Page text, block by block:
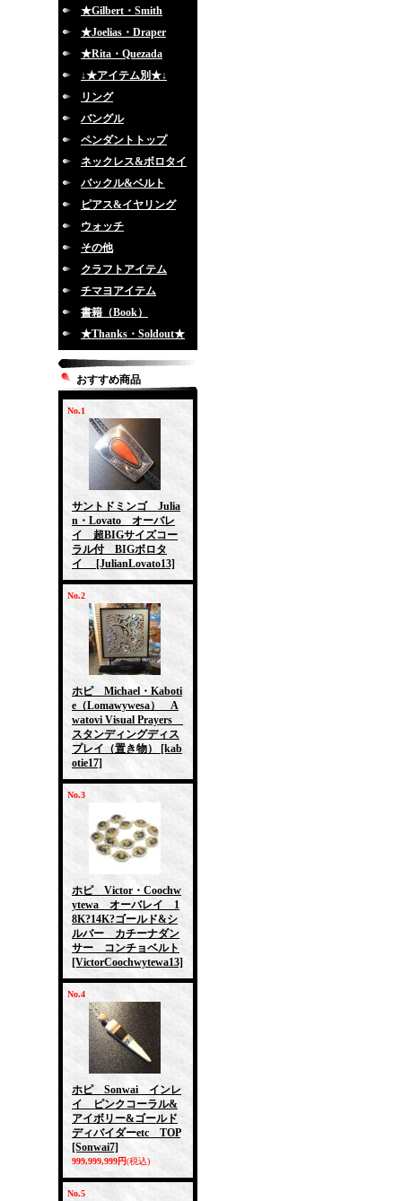
★Gilbert・Smith
★Joelias・Draper
★Rita・Quezada
↓★アイテム別★↓
リング
バングル
ペンダントトップ
ネックレス&ボロタイ
バックル&ベルト
ピアス&イヤリング
ウォッチ
その他
クラフトアイテム
チマヨアイテム
書籍（Book）
★Thanks・Soldout★
おすすめ商品
No.1
サントドミンゴ Julia
n・Lovato オーバレ
イ 超BIGサイズコー
ラル付 BIGボロタ
イ
[JulianLovato13]
No.2
ホピ Michael・Kaboti
e（Lomawywesa） A
watovi Visual Prayers
スタンディングディス
プレイ（置き物）
[kab
otie17]
No.3
ホピ Victor・Coochw
ytewa オーバレイ 1
8K?14K?ゴールド&シ
ルバー カチーナダン
サー コンチョベルト
[VictorCoochwytewa13]
No.4
ホピ Sonwai インレ
イ ピンクコーラル&
アイボリー&ゴールド
ディバイダーetc TOP
[Sonwai7]
999,999,999円(税込)
No.5